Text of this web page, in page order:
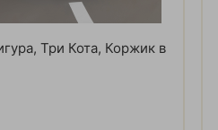
Три Кота, Коржик в